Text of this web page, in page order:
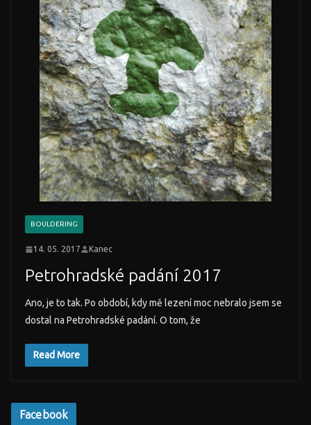
BOULDERING
14. 05. 2017 Kanec
Petrohradské padání 2017
Ano, je to tak. Po období, kdy mě lezení moc nebralo jsem se
dostal na Petrohradské padání. O tom, že
Read More
Facebook